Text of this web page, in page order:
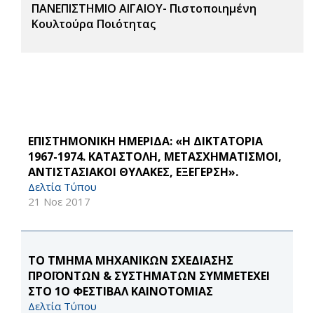
ΠΑΝΕΠΙΣΤΗΜΙΟ ΑΙΓΑΙΟΥ- Πιστοποιημένη
Κουλτούρα Ποιότητας
ΕΠΙΣΤΗΜΟΝΙΚΗ ΗΜΕΡΙΔΑ: «Η ΔΙΚΤΑΤΟΡΙΑ
1967-1974. ΚΑΤΑΣΤΟΛΗ, ΜΕΤΑΣΧΗΜΑΤΙΣΜΟΙ,
ΑΝΤΙΣΤΑΣΙΑΚΟΙ ΘΥΛΑΚΕΣ, ΕΞΕΓΕΡΣΗ».
Δελτία Τύπου
21 Νοε 2017
ΤΟ ΤΜΗΜΑ ΜΗΧΑΝΙΚΩΝ ΣΧΕΔΙΑΣΗΣ
ΠΡΟΪΟΝΤΩΝ & ΣΥΣΤΗΜΑΤΩΝ ΣΥΜΜΕΤΕΧΕΙ
ΣΤΟ 1Ο ΦΕΣΤΙΒΑΛ ΚΑΙΝΟΤΟΜΙΑΣ
Δελτία Τύπου